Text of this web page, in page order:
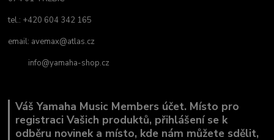
tel.: +420 604 342 165
email: avemax@atlas.cz
info@yamaha-shop.cz
Váš Yamaha Music Members účet. Místo pro
registraci Vašich produktů, přihlášení se k
odběru novinek a místo, kde nám můžete sdělit,